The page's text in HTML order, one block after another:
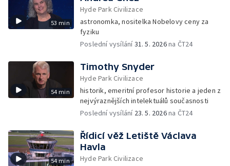
53 min
Hyde Park Civilizace
astronomka, nositelka Nobelovy ceny za
fyziku
Poslední vysílání31. 5. 2026na ČT24
54 min
Timothy Snyder
Hyde Park Civilizace
historik, emeritní profesor historie a jeden z
nejvýraznějších intelektuálů současnosti
Poslední vysílání 23. 5. 2026na ČT24
54 min
Řídicí věž Letiště Václava
Havla
Hyde Park Civilizace